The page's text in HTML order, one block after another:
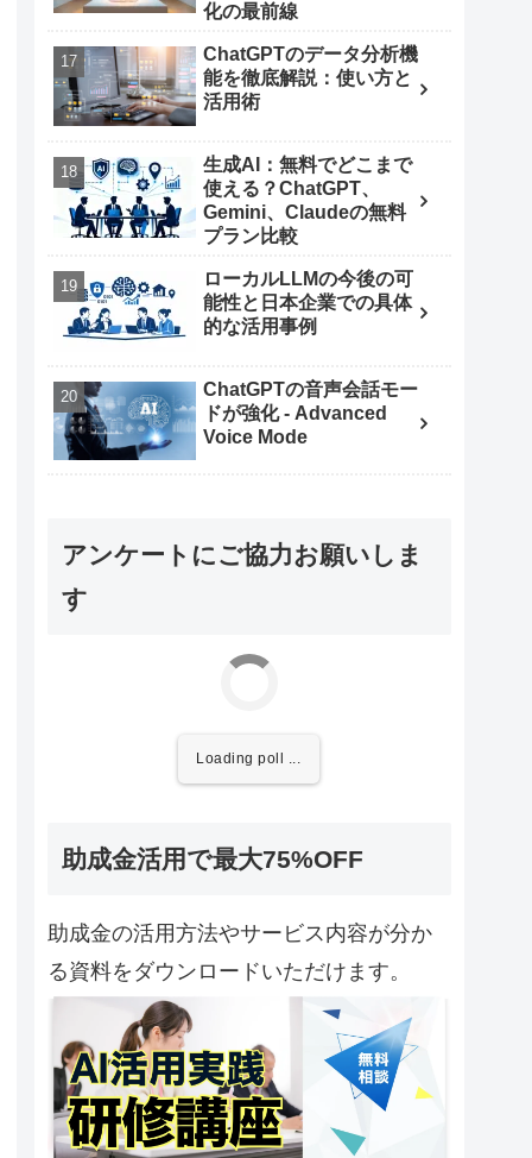
化の最前線
ChatGPTのデータ分析機
能を徹底解説：使い方と
活用術
生成AI：無料でどこまで
使える？ChatGPT、
Gemini、Claudeの無料
プラン比較
ローカルLLMの今後の可
能性と日本企業での具体
的な活用事例
ChatGPTの音声会話モー
ドが強化 - Advanced
Voice Mode
アンケートにご協力お願いしま
す
Loading poll ...
助成金活用で最大75%OFF
助成金の活用方法やサービス内容が分か
る資料をダウンロードいただけます。